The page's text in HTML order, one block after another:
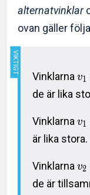
alternatvinklar
ovan gäller
Vinklarna v1
de är lika
Vinklarna v1
är lika stora.
Vinklarna v2
de är